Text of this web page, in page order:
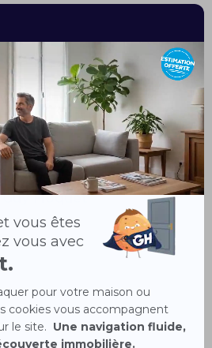
de cette étape
d’Exclusivité
et lePass
Hoquet, vous
complet,
qualifiés et de
pourvendre
toute sérénité.